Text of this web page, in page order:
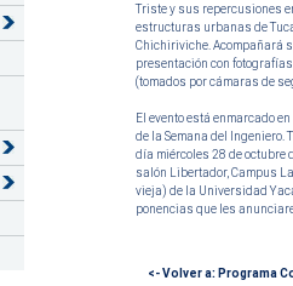
Triste y sus repercusiones
estructuras urbanas de
Chichiriviche. Acompañará
presentación con
(tomados por cámaras de
El evento está enmarcado
de la Semana del Ingeniero.
día miércoles 28 de octubre
salón Libertador, Campus
vieja) de la Universidad
ponencias que les
<- Volver a: Programa